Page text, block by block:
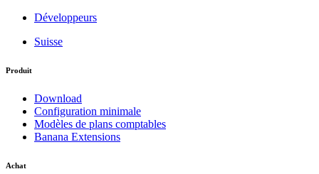
Développeurs
Suisse
Produit
Download
Configuration minimale
Modèles de plans comptables
Banana Extensions
Achat